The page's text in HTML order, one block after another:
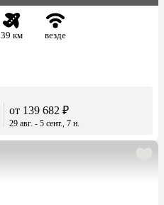
39 км
везде
от 139 682 ₽
29 авг. - 5 сент., 7 н.